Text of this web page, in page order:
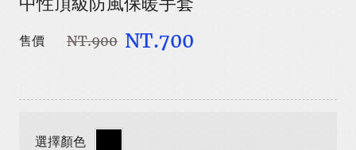
售價 NT.900 NT.700
選擇顏色